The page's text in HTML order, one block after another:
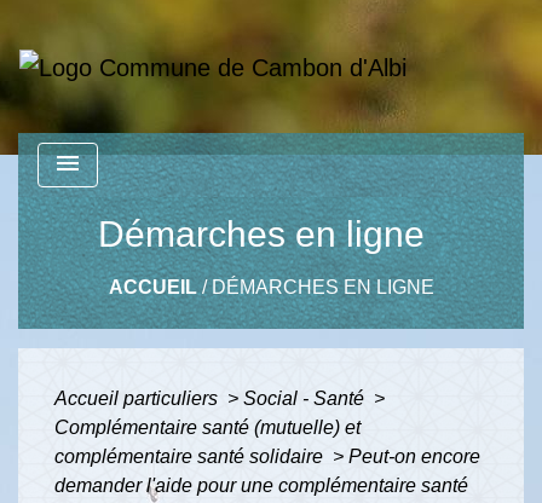
menu
Démarches en ligne
ACCUEIL/DÉMARCHES EN LIGNE
Accueil particuliers > Social - Santé >
Complémentaire santé (mutuelle) et
complémentaire santé solidaire > Peut-on encore
demander l'aide pour une complémentaire santé